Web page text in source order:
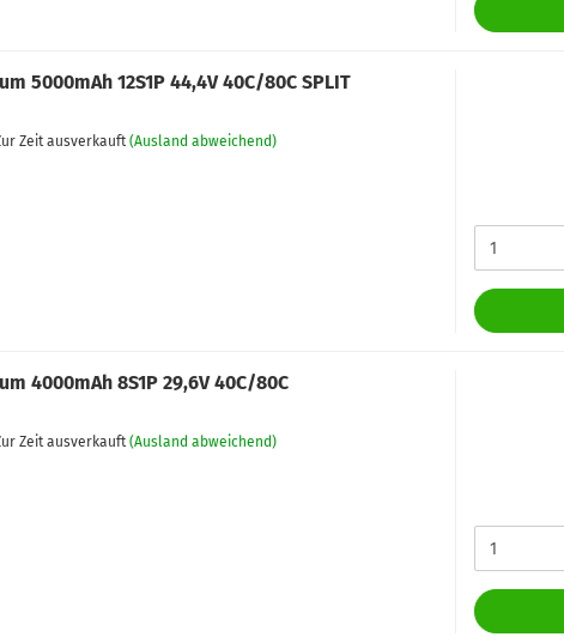
5000mAh 12S1P 44,4V 40C/80C SPLIT
Zeit ausverkauft (Ausland abweichend)
4000mAh 8S1P 29,6V 40C/80C
Zeit ausverkauft (Ausland abweichend)